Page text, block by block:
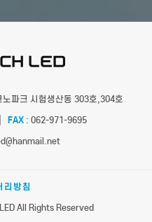
파크 시험생산동 303호,304호
FAX : 062-971-9695
리방침
All Rights Reserved